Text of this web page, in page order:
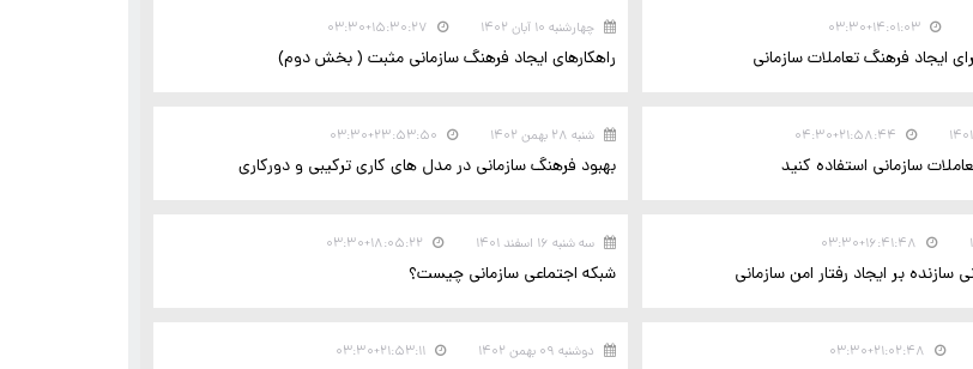
۱۴:۰۱:۰۳+۰۳:۳۰ چهارشنبه ۱۰ آبان ۱۴۰۲ ۱۵:۳۰:۲۷+۰۳:۳۰
راهکارهای ایجاد فرهنگ سازمانی مثبت ( بخش دوم)
۲۱:۵۸:۴۴+۰۴:۳۰
سازمانی استفاده کنید
شنبه ۲۸ بهمن ۱۴۰۲ ۲۳:۵۳:۵۰+۰۳:۳۰
بهبود فرهنگ سازمانی در مدل های کاری ترکیبی و دورکاری
۱۶:۴۱:۴۸+۰۳:۳۰
سازنده بر ایجاد رفتار امن سازمانی
سه شنبه ۱۶ اسفند ۱۴۰۱ ۱۸:۰۵:۲۲+۰۳:۳۰
شبکه اجتماعی سازمانی چیست؟
۲۱:۰۲:۴۸+۰۳:۳۰ دوشنبه ۰۹ بهمن ۱۴۰۲ ۲۱:۵۳:۱۱+۰۳:۳۰